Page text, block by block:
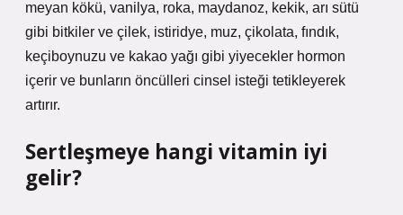
meyan kökü, vanilya, roka, maydanoz, kekik, arı sütü
gibi bitkiler ve çilek, istiridye, muz, çikolata, fındık,
keçiboynuzu ve kakao yağı gibi yiyecekler hormon
içerir ve bunların öncülleri cinsel isteği tetikleyerek
artırır.
Sertleşmeye hangi vitamin iyi
gelir?